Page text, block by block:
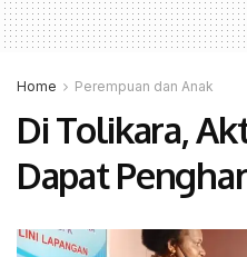
Home Perempuan dan Anak
Di Tolikara,
Dapat